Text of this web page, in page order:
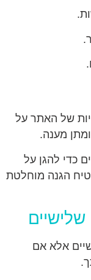
של האתר על
מענה.
כדי להגן על
הגנה מוחלטת
אלא אם